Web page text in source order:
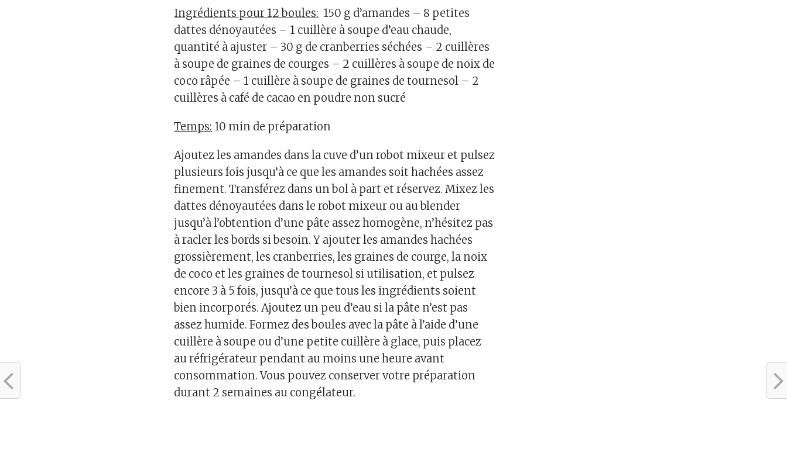
Ingrédients pour 12 boules: 150 g d’amandes – 8 petites
dattes dénoyautées – 1 cuillère à soupe d’eau chaude,
quantité à ajuster – 30 g de cranberries séchées – 2 cuillères
à soupe de graines de courges – 2 cuillères à soupe de noix de
coco râpée – 1 cuillère à soupe de graines de tournesol – 2
cuillères à café de cacao en poudre non sucré
Temps: 10 min de préparation
Ajoutez les amandes dans la cuve d’un robot mixeur et pulsez
plusieurs fois jusqu’à ce que les amandes soit hachées assez
finement. Transférez dans un bol à part et réservez. Mixez les
dattes dénoyautées dans le robot mixeur ou au blender
jusqu’à l’obtention d’une pâte assez homogène, n’hésitez pas
à racler les bords si besoin. Y ajouter les amandes hachées
grossièrement, les cranberries, les graines de courge, la noix
de coco et les graines de tournesol si utilisation, et pulsez
encore 3 à 5 fois, jusqu’à ce que tous les ingrédients soient
bien incorporés. Ajoutez un peu d’eau si la pâte n’est pas
assez humide. Formez des boules avec la pâte à l’aide d’une
cuillère à soupe ou d’une petite cuillère à glace, puis placez
au réfrigérateur pendant au moins une heure avant
consommation. Vous pouvez conserver votre préparation
durant 2 semaines au congélateur.